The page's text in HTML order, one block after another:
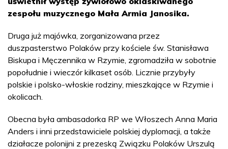
zespołu muzycznego Mała Armia Janosika.
Druga już majówka, zorganizowana przez
duszpasterstwo Polaków przy kościele św. Stanisława
Biskupa i Męczennika w Rzymie, zgromadziła w sobotnie
popołudnie i wieczór kilkaset osób. Licznie przybyły
polskie i polsko-włoskie rodziny, mieszkające w Rzymie i
okolicach.
Obecna była ambasadorka RP we Włoszech Anna Maria
Anders i inni przedstawiciele polskiej dyplomacji, a także
działacze polonijni z prezeską Związku Polaków Urszulą